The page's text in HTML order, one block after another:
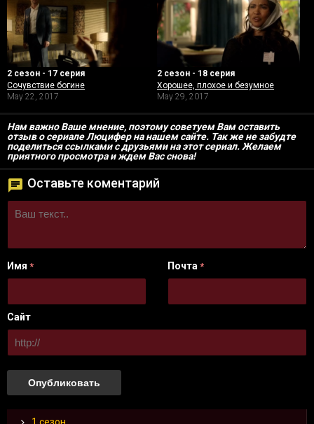
2 сезон - 17 серия
Сочувствие богине
May 22, 2017
2 сезон - 18 серия
Хорошее, плохое и безумное
May 29, 2017
Нам важно Ваше мнение, поэтому советуем Вам оставить
отзыв о сериале Люцифер на нашем сайте. Так же не забудте
поделиться ссылками с друзьями на этот сериал. Желаем
приятного просмотра и ждем Вас снова!
Оставьте коментарий
Имя * Почта *
Сайт
1 сезон